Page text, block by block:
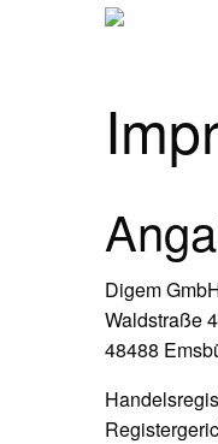
Digem
Waldstraße
48488